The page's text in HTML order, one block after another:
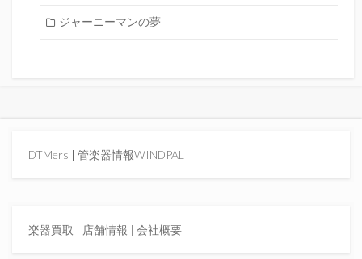
ジャーニーマンの夢
DTMers | 管楽器情報WINDPAL
楽器買取 | 店舗情報 | 会社概要